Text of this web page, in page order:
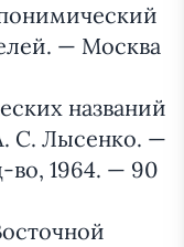
— Москва
названий
С. Лысенко. —
во, 1964. — 90